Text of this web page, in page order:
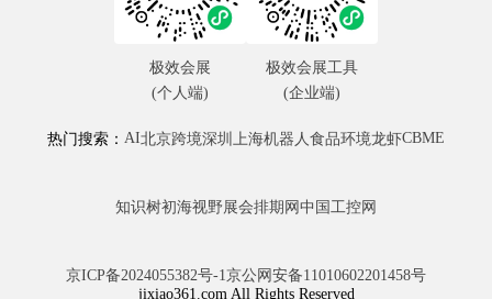
热门搜索： AI北京跨境深圳 上海机器人食品环境龙虾CBME
知识树初海视野展会排期网 中国工控网
京ICP备2024055382号-1京公网安备11010602201458号
jixiao361.com All Rights Reserved
极效会展
(个人端)
极效会展工具
(企业端)